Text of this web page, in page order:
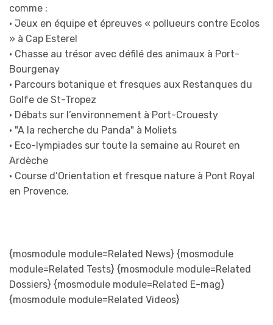
comme :
• Jeux en équipe et épreuves « pollueurs contre Ecolos
» à Cap Esterel
• Chasse au trésor avec défilé des animaux à Port-
Bourgenay
• Parcours botanique et fresques aux Restanques du
Golfe de St-Tropez
• Débats sur l’environnement à Port-Crouesty
• "A la recherche du Panda" à Moliets
• Eco-lympiades sur toute la semaine au Rouret en
Ardèche
• Course d’Orientation et fresque nature à Pont Royal
en Provence.
{mosmodule module=Related News} {mosmodule
module=Related Tests} {mosmodule module=Related
Dossiers} {mosmodule module=Related E-mag}
{mosmodule module=Related Videos}